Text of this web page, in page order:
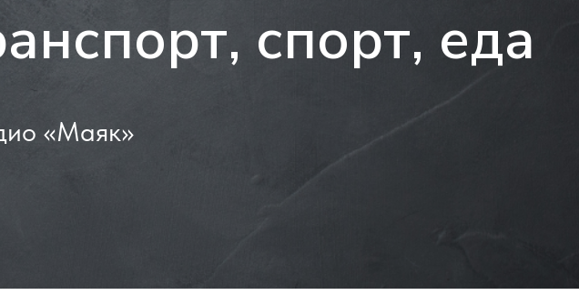
спорт, еда
«Маяк»